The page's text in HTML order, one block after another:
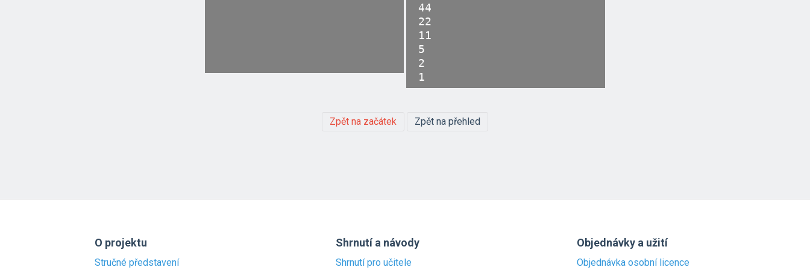
44
22
11
5
2
Zpět na začátek Zpět na přehled
O projektu
Stručné představení
Shrnutí a návody
Shrnutí pro učitele
Objednávky a užití
Objednávka osobní licence